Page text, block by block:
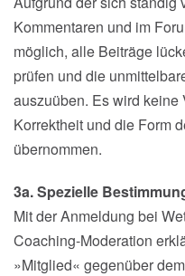
Kommentaren und im
möglich, alle Beiträge
prüfen und die
auszuüben. Es wird keine
Korrektheit und die Form
übernommen.
3a. Spezielle
Mit der Anmeldung bei
Coaching-Moderation
»Mitglied« gegenüber